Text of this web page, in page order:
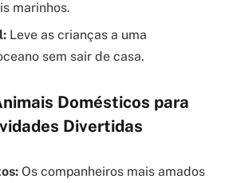
marinhos.
Leve as crianças a uma
sem sair de casa.
Domésticos para
Divertidas
Os companheiros mais amados